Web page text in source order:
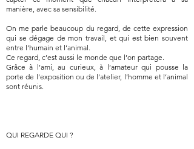
manière, avec sa sensibilité.
On me parle beaucoup du regard, de cette expression
qui se dégage de mon travail, et qui est bien souvent
entre l’humain et l’animal.
Ce regard, c’est aussi le monde que l’on partage.
Grâce à l’ami, au curieux, à l’amateur qui pousse la
porte de l’exposition ou de l’atelier, l’homme et l’animal
sont réunis.
QUI REGARDE QUI ?